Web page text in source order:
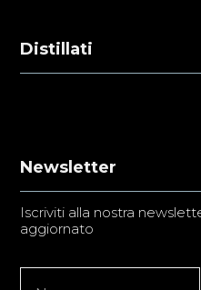
Distillati
Newsletter
Iscriviti alla nostra
aggiornato